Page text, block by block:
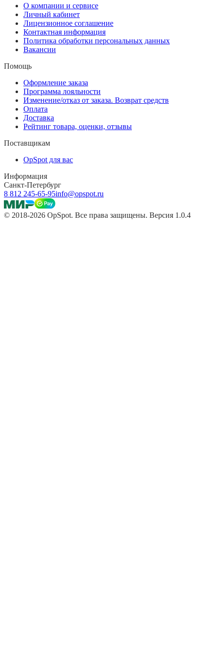
О компании и сервисе
Личный кабинет
Лицензионное соглашение
Контактная информация
Политика обработки персональных данных
Вакансии
Помощь
Оформление заказа
Программа лояльности
Изменение/отказ от заказа. Возврат средств
Оплата
Доставка
Рейтинг товара, оценки, отзывы
Поставщикам
OpSpot для вас
Информация
Санкт-Петербург
8 812 245-65-95info@opspot.ru
© 2018-2026 OpSpot. Все права защищены. Версия 1.0.4